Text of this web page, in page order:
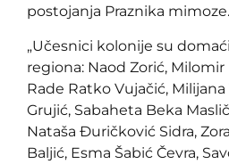
postojanja Praznika mimoze.
„Učesnici kolonije su
regiona: Naod Zorić, Milomir
Rade Ratko Vujačić,
Grujić, Sabaheta Beka
Nataša Đuričković Sidra,
Baljić, Esma Šabić Čevra,